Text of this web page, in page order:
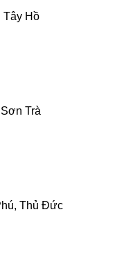
Tây Hồ
Trà
Thủ Đức